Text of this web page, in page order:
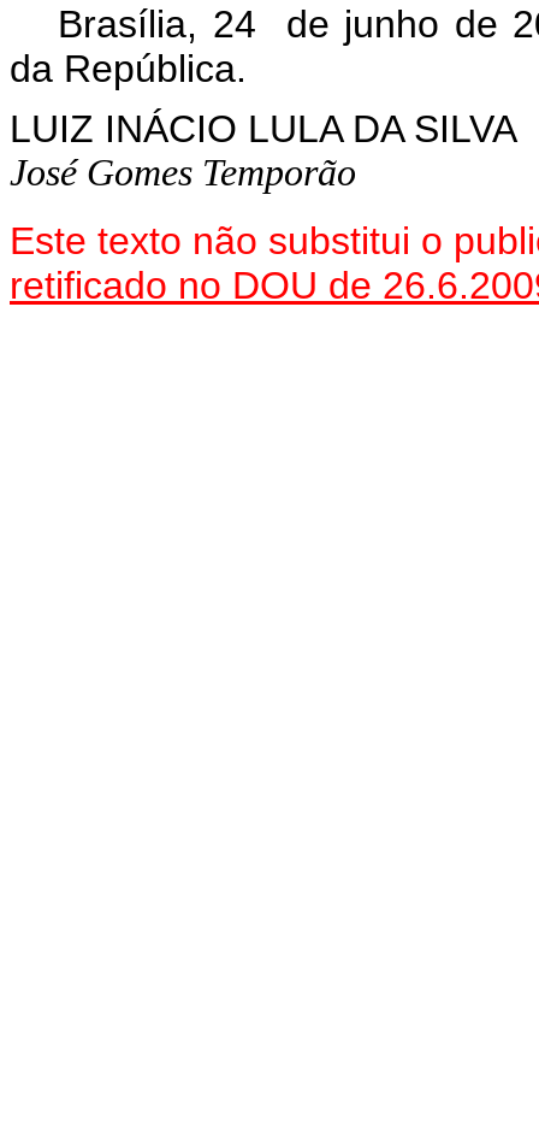
Brasília, 24 de junho de
da República.
LUIZ INÁCIO LULA DA SILVA
José Gomes Temporão
Este texto não substitui o
retificado no DOU de